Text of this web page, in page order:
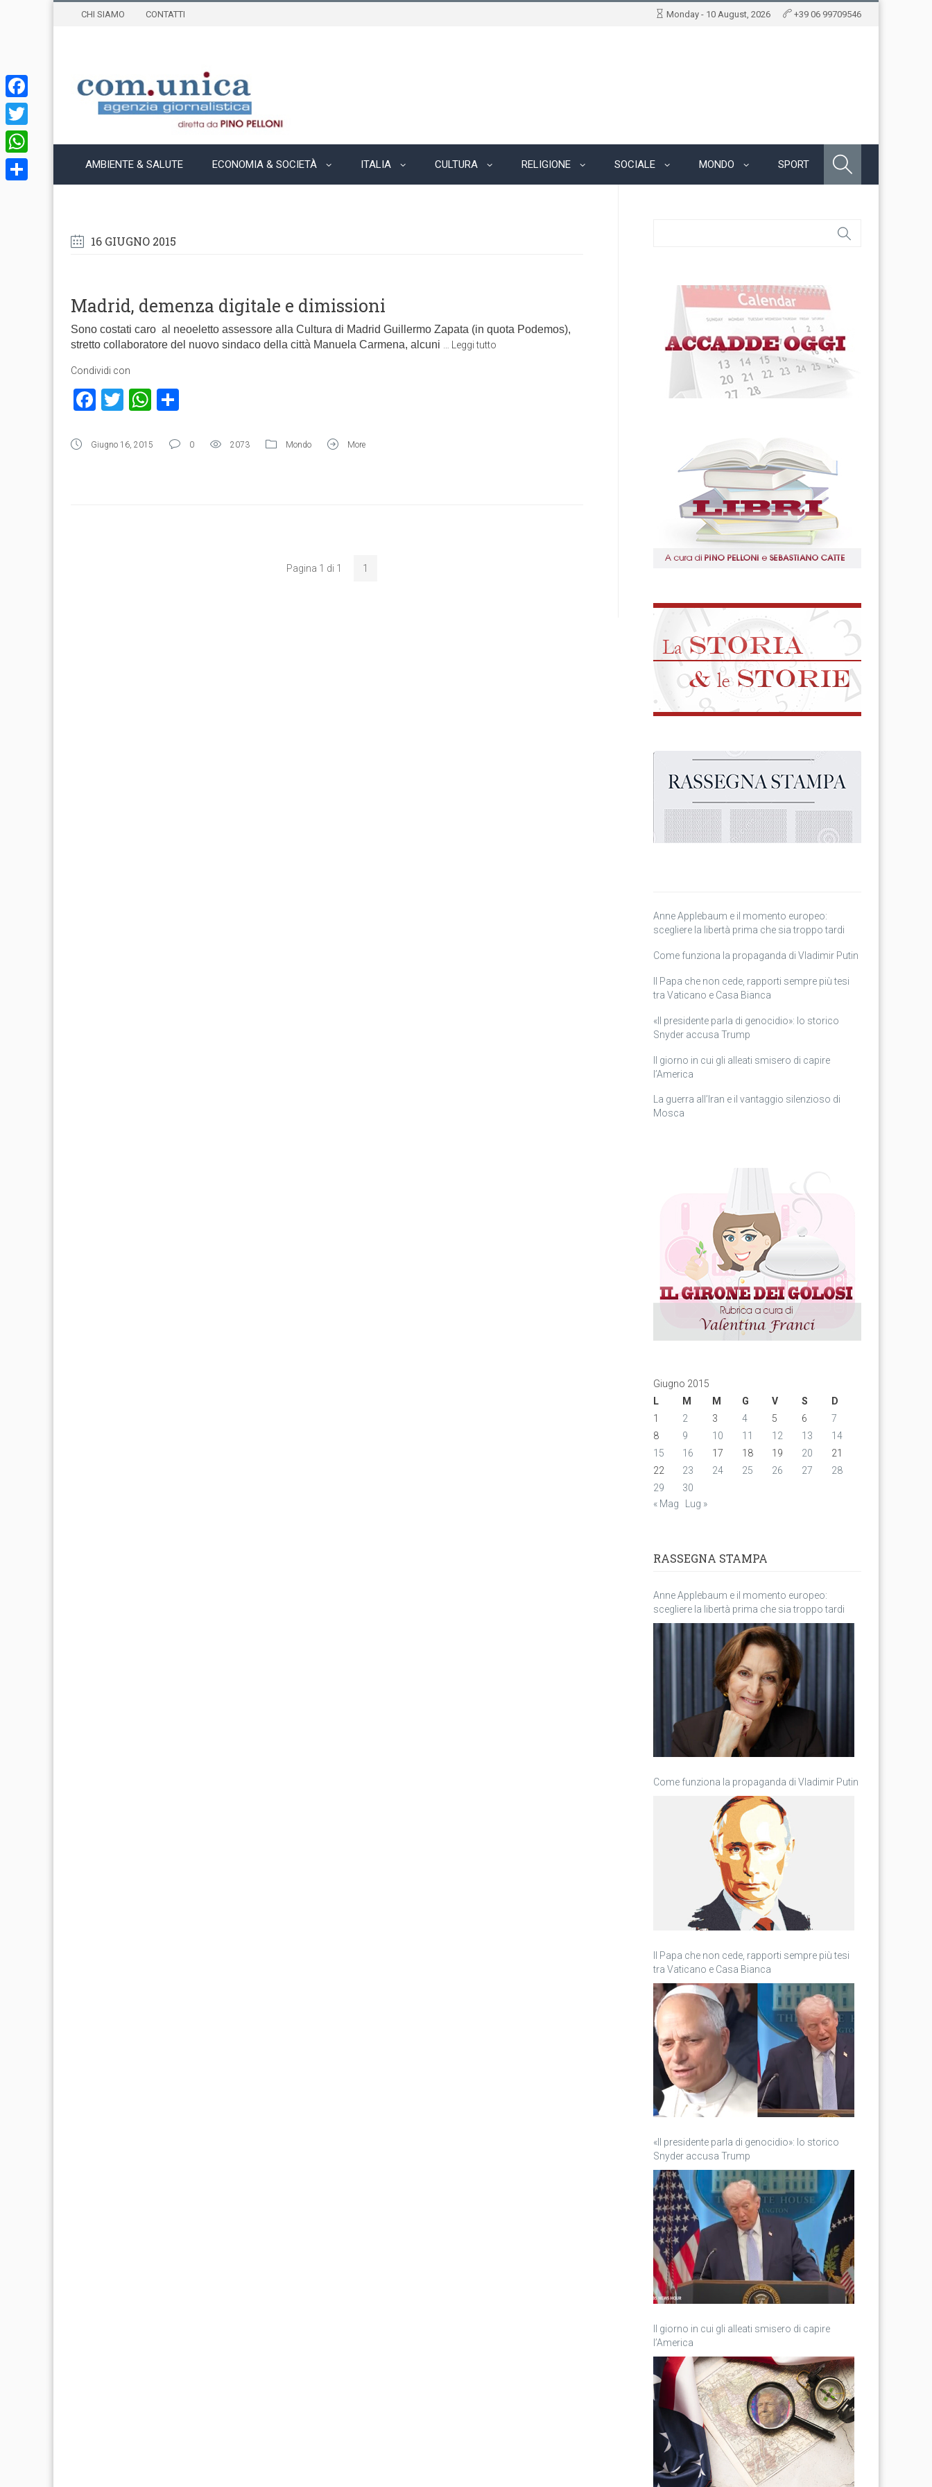
CHI SIAMO CONTATTI Monday - 10 August, 2026 +39 06 99709546
AMBIENTE & SALUTE ECONOMIA & SOCIETÀ ITALIA CULTURA RELIGIONE SOCIALE MONDO SPORT
16 GIUGNO 2015
Madrid, demenza digitale e dimissioni
Sono costati caro al neoeletto assessore alla Cultura di Madrid Guillermo Zapata (in quota Podemos),
stretto collaboratore del nuovo sindaco della città Manuela Carmena, alcuni
Leggi tutto
Condividi con
Facebook
TwitterWhatsApp
Giugno 16, 2015 0 2073 Mondo More
Pagina 1 di 1 1
Anne Applebaum e il momento europeo:
scegliere la libertà prima che sia troppo tardi
Come funziona la propaganda di Vladimir Putin
Il Papa che non cede, rapporti sempre più tesi
tra Vaticano e Casa Bianca
«Il presidente parla di genocidio»: lo storico
Snyder accusa Trump
Il giorno in cui gli alleati smisero di capire
l’America
La guerra all’Iran e il vantaggio silenzioso di
Mosca
Giugno 2015
L
M M G V S
D
1
2 3 4 5 6
7
8
9 10 11 12 13
14
15
16 17 18 19 20
21
22
23 24 25 26 27
28
29
30
« Mag
Lug »
RASSEGNA STAMPA
Anne Applebaum e il momento europeo:
scegliere la libertà prima che sia troppo tardi
Come funziona la propaganda di Vladimir Putin
Il Papa che non cede, rapporti sempre più tesi
tra Vaticano e Casa Bianca
«Il presidente parla di genocidio»: lo storico
Snyder accusa Trump
Il giorno in cui gli alleati smisero di capire
l’America
Facebook
Twitter
WhatsApp